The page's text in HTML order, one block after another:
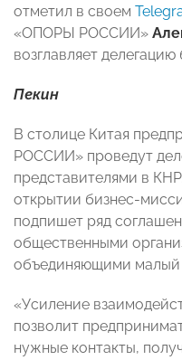
отметил в своем
«ОПОРЫ РОССИИ»
возглавляет
Пекин
В столице Китая
РОССИИ» проведут
представителями в
открытии бизнес-
подпишет ряд
общественными
объединяющими малый
«Усиление
позволит
нужные контакты,